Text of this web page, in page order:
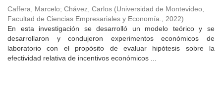
Caffera, Marcelo; Chávez, Carlos (Universidad de Montevideo,
Facultad de Ciencias Empresariales y Economía., 2022)
En esta investigación se desarrolló un modelo teórico y se
desarrollaron y condujeron experimentos económicos de
laboratorio con el propósito de evaluar hipótesis sobre la
efectividad relativa de incentivos económicos ...